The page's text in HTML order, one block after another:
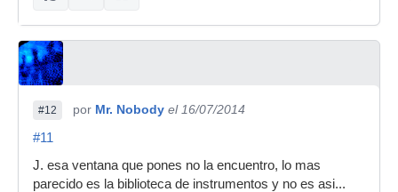
#12 por Mr. Nobody el 16/07/2014
#11
J. esa ventana que pones no la encuentro, lo mas
parecido es la biblioteca de instrumentos y no es asi...